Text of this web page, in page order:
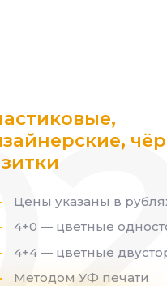
Цены указаны в
4+0 — цветные
4+4 — цветные
Методом УФ печати